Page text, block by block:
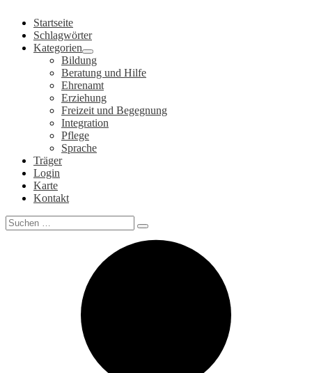
Inhalt
springen
Startseite
Schlagwörter
Kategorien
Bildung
Beratung und Hilfe
Ehrenamt
Erziehung
Freizeit und Begegnung
Integration
Pflege
Sprache
Träger
Login
Karte
Kontakt
Search
for: